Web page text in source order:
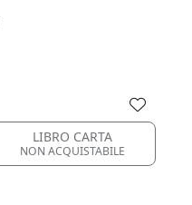
LIBRO CARTA
NON ACQUISTABILE